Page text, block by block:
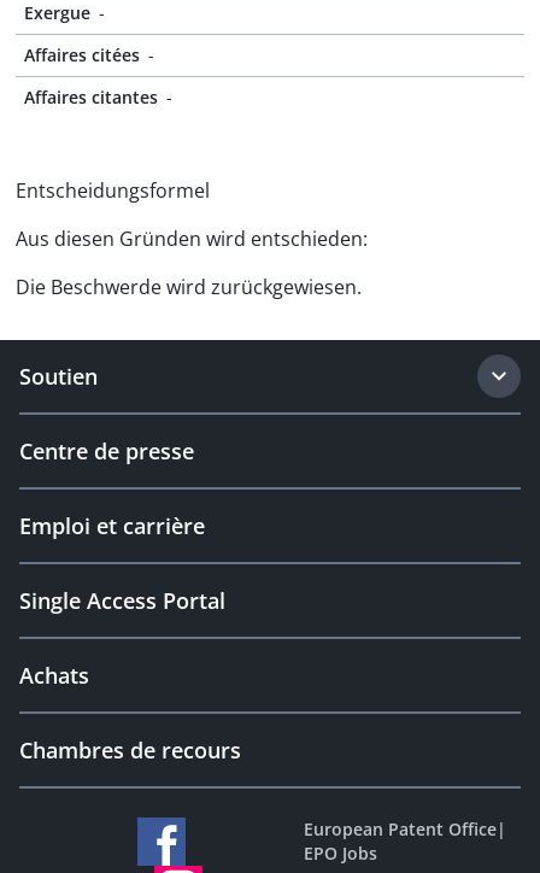
Exergue -
Affaires citées -
Affaires citantes -
Entscheidungsformel
Aus diesen Gründen wird entschieden:
Die Beschwerde wird zurückgewiesen.
Soutien
Centre de presse
Emploi et carrière
Single Access Portal
Achats
Chambres de recours
European Patent Office|
EPO Jobs